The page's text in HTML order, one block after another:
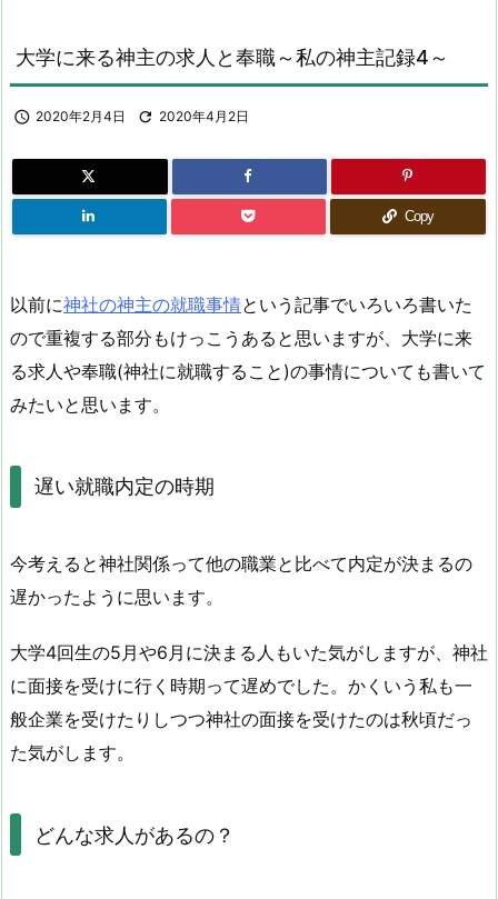
大学に来る神主の求人と奉職～私の神主記録4～
 2020年2月4日  2020年4月2日
Copy
以前に神社の神主の就職事情という記事でいろいろ書いた
ので重複する部分もけっこうあると思いますが、大学に来
る求人や奉職(神社に就職すること)の事情についても書いて
みたいと思います。
遅い就職内定の時期
今考えると神社関係って他の職業と比べて内定が決まるの
遅かったように思います。
大学4回生の5月や6月に決まる人もいた気がしますが、神社
に面接を受けに行く時期って遅めでした。かくいう私も一
般企業を受けたりしつつ神社の面接を受けたのは秋頃だっ
た気がします。
どんな求人があるの？